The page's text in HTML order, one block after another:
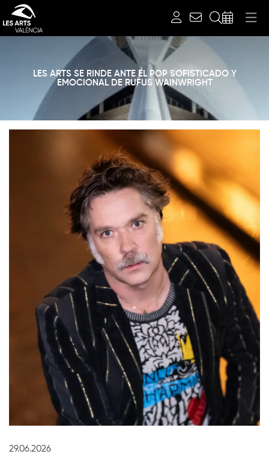
Diapositiva 1 de 1: Noticias
LES ARTS SE RINDE ANTE EL POP SOFISTICADO Y
EMOCIONAL DE RUFUS WAINWRIGHT
29.06.2026